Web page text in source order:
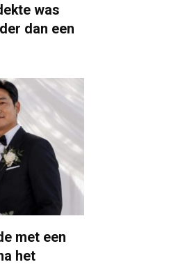
was
dan een
met een
het